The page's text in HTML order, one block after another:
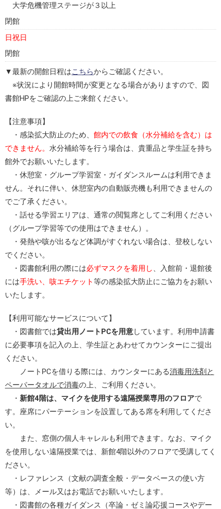
大学危機管理ステージが３以上
閉館
日祝日
閉館
▼最新の開館日程はこちらからご確認ください。
※状況により開館時間が変更となる場合がありますので、図
書館HPをご確認の上ご来館ください。
【注意事項】
・感染拡大防止のため、 館内での飲食（水分補給を含む）は
できません。 水分補給等を行う場合は、貴重品と学生証を持ち
館外でお願いいたします。
・休憩室・グループ学習室・ガイダンスルームは利用できま
せん。それに伴い、休憩室内の自動販売機も利用できませんの
でご了承ください。
・話せる学習エリアは、通常の閲覧席としてご利用ください
（グループ学習等での使用はできません）。
・発熱や咳が出るなど体調がすぐれない場合は、登校しない
でください。
・図書館利用の際には必ずマスクを着用し 、入館前・退館後
には手洗い、咳エチケット等の感染拡大防止にご協力をお願い
いたします。
【利用可能なサービスについて】
・図書館では貸出用ノートPCを用意しています。利用申請書
に必要事項を記入の上、学生証とあわせてカウンターにご提出
ください。
ノートPCを借りる際には、カウンターにある消毒用洗剤と
ペーパータオルで消毒の上、ご利用ください。
・ 新館4階は、マイクを使用する遠隔授業専用のフロアで
す。座席にパーテーションを設置してある席を利用してくださ
い。
また、窓側の個人キャレルも利用できます。なお、マイク
を使用しない遠隔授業では、新館4階以外のフロアで受講してく
ださい。
・レファレンス（文献の調査全般・データベースの使い方
等）は、メール又はお電話でお願いいたします。
・図書館の各種ガイダンス（卒論・ゼミ論応援コースやデー